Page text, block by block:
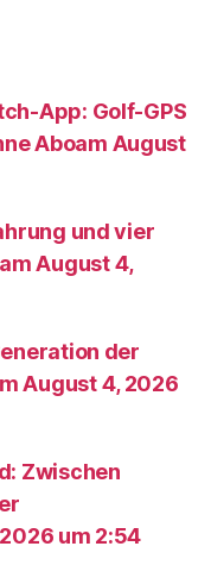
App: Golf-GPS
Aboam August
und vier
August 4,
der
August 4, 2026
Zwischen
um 2:54